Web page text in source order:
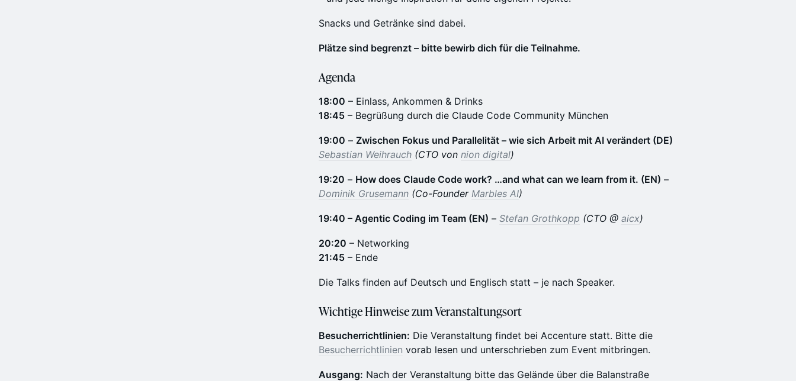
​​Snacks und Getränke sind dabei.
Plätze sind begrenzt – bitte bewirb dich für die Teilnahme.
Agenda
18:00 – Einlass, Ankommen & Drinks
18:45 – Begrüßung durch die Claude Code Community München
19:00 – Zwischen Fokus und Parallelität – wie sich Arbeit mit AI verändert (DE)
Sebastian Weihrauch (CTO von nion digital)
19:20 – How does Claude Code work? …and what can we learn from it. (EN) –
Dominik Grusemann (Co-Founder Marbles AI)
19:40 – Agentic Coding im Team (EN) – Stefan Grothkopp (CTO @ aicx)
20:20 – Networking
21:45 – Ende
Die Talks finden auf Deutsch und Englisch statt – je nach Speaker.
Wichtige Hinweise zum Veranstaltungsort
Besucherrichtlinien: Die Veranstaltung findet bei Accenture statt. Bitte die
Besucherrichtlinien vorab lesen und unterschrieben zum Event mitbringen.
Ausgang: Nach der Veranstaltung bitte das Gelände über die Balanstraße